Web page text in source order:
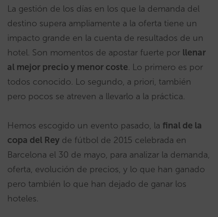
La gestión de los días en los que la demanda del
destino supera ampliamente a la oferta tiene un
impacto grande en la cuenta de resultados de un
hotel. Son momentos de apostar fuerte por llenar
al mejor precio y menor coste. Lo primero es por
todos conocido. Lo segundo, a priori, también
pero pocos se atreven a llevarlo a la práctica.
Hemos escogido un evento pasado, la final de la
copa del Rey de fútbol de 2015 celebrada en
Barcelona el 30 de mayo, para analizar la demanda,
oferta, evolución de precios, y lo que han ganado
pero también lo que han dejado de ganar los
hoteles.